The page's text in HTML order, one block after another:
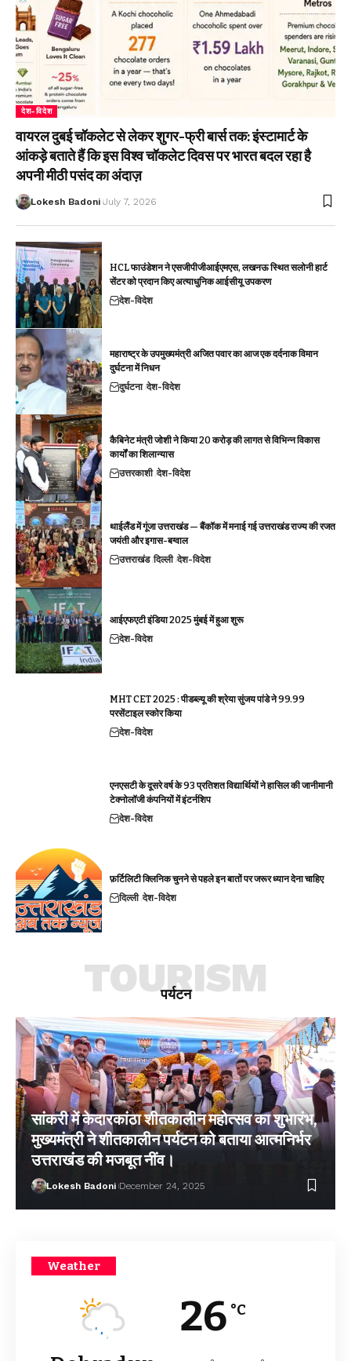
देश-विदेश
वायरल दुबई चॉकलेट से लेकर शुगर-फ्री बार्स तक: इंस्टामार्ट के
आंकड़े बताते हैं कि इस विश्व चॉकलेट दिवस पर भारत बदल रहा है
अपनी मीठी पसंद का अंदाज़
Lokesh Badoni July 7, 2026
HCL फाउंडेशन ने एसजीपीजीआईएमएस, लखनऊ स्थित सलोनी हार्ट
सेंटर को प्रदान किए अत्याधुनिक आईसीयू उपकरण
देश-विदेश
महाराष्ट्र के उपमुख्यमंत्री अजित पवार का आज एक दर्दनाक विमान
दुर्घटना में निधन
दुर्घटना देश-विदेश
कैबिनेट मंत्री जोशी ने किया 20 करोड़ की लागत से विभिन्न विकास
कार्यों का शिलान्यास
उत्तरकाशी देश-विदेश
थाईलैंड में गूंजा उत्तराखंड — बैंकॉक में मनाई गई उत्तराखंड राज्य की रजत
जयंती और इगास-बग्वाल
उत्तराखंड दिल्ली देश-विदेश
आईएफएटी इंडिया 2025 मुंबई में हुआ शुरू
देश-विदेश
MHT CET 2025 : पीडब्ल्यू की श्रेया सुंजय पांडे ने 99.99
परसेंटाइल स्कोर किया
देश-विदेश
एनएसटी के दूसरे वर्ष के 93 प्रतिशत विद्यार्थियों ने हासिल की जानीमानी
टेक्नोलॉजी कंपनियों में इंटर्नशिप
देश-विदेश
फ़र्टिलिटी क्लिनिक चुनने से पहले इन बातों पर जरूर ध्यान देना चाहिए
दिल्ली देश-विदेश
पर्यटन
TOURISM
सांकरी में केदारकांठा शीतकालीन महोत्सव का शुभारंभ,
मुख्यमंत्री ने शीतकालीन पर्यटन को बताया आत्मनिर्भर
उत्तराखंड की मजबूत नींव।
Lokesh Badoni December 24, 2025
Weather
26 °C